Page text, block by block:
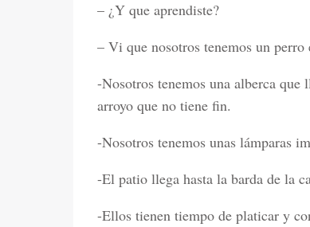
– ¿Y que aprendiste?
– Vi que nosotros tenemos un perro
-Nosotros tenemos una alberca
arroyo que no tiene fin.
-Nosotros tenemos unas lámparas
-El patio llega hasta la barda de la
-Ellos tienen tiempo de platicar y